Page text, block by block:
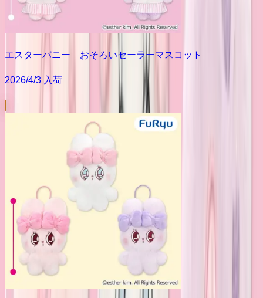
エスターバニー おそろいセーラーマスコット
2026/4/3 入荷